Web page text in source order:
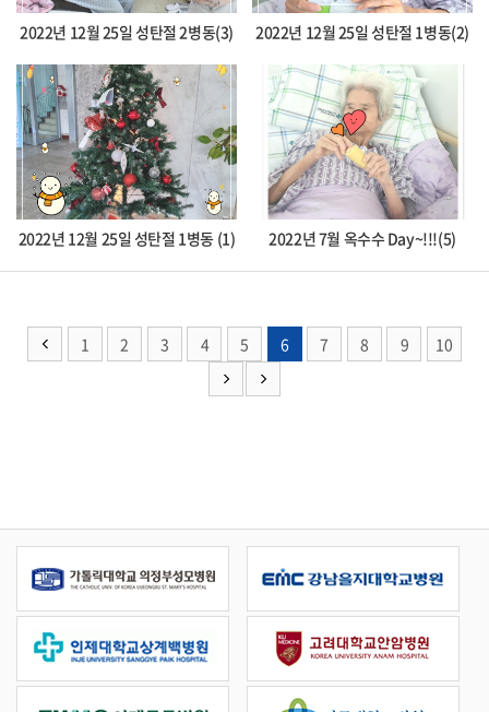
2022년 12월 25일 성탄절 2병동(3) 2022년 12월 25일 성탄절 1병동(2)
2022년 12월 25일 성탄절 1병동 (1) 2022년 7월 옥수수 Day~!!!(5)
1 2 3 4 5 6 7 8 9 10